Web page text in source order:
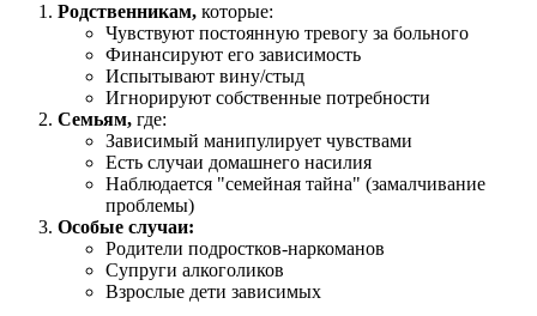
Родственникам, которые:
Чувствуют постоянную тревогу за больного
Финансируют его зависимость
Испытывают вину/стыд
Игнорируют собственные потребности
Семьям, где:
Зависимый манипулирует чувствами
Есть случаи домашнего насилия
Наблюдается "семейная тайна" (замалчивание
проблемы)
Особые случаи:
Родители подростков-наркоманов
Супруги алкоголиков
Взрослые дети зависимых